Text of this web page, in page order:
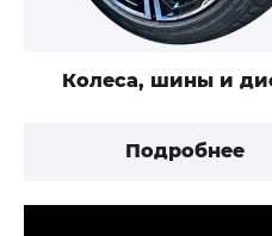
Колеса, шины и
Подробнее